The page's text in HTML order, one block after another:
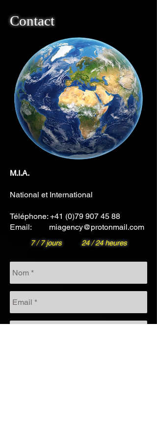
Contact
M.I.A.
National et International
Téléphone: +41 (0)79 907 45 88
Email: miagency@protonmail.com
7 / 7 jours 24 / 24 heures